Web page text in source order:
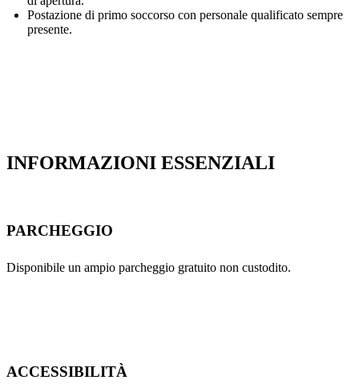
Postazione di primo soccorso con personale qualificato sempre
presente.
INFORMAZIONI ESSENZIALI
PARCHEGGIO
Disponibile un ampio parcheggio gratuito non custodito.
ACCESSIBILITÀ